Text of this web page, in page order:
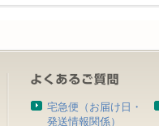
宅急便（お届け日・
発送情報関係）